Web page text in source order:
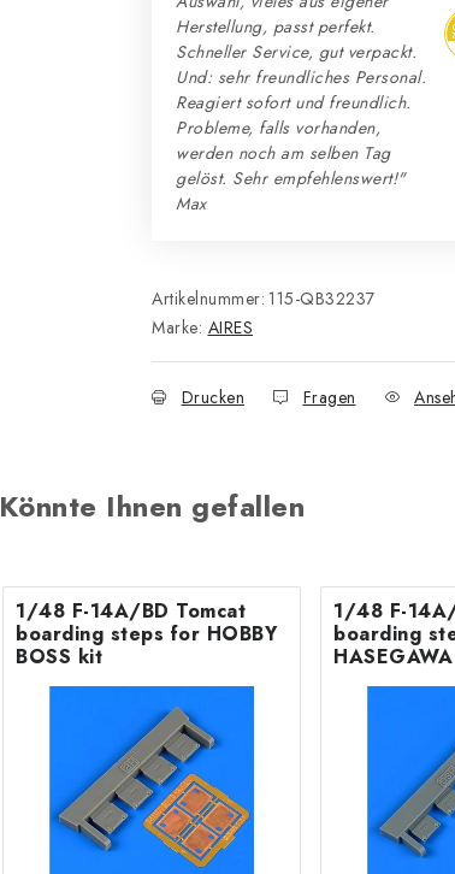
Herstellung, passt perfekt.
Schneller Service, gut verpackt.
Und: sehr freundliches Personal.
Reagiert sofort und freundlich.
Probleme, falls vorhanden,
werden noch am selben Tag
gelöst. Sehr empfehlenswert!"
Max
Artikelnummer: 115-QB32237
Marke: AIRES
Drucken Fragen
Könnte Ihnen gefallen
1/48 F-14A/BD Tomcat
boarding steps for HOBBY
BOSS kit
1/48 F-
boarding